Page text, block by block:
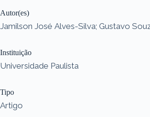
Autor(es)
Jamilson José Alves-Silva; Gustavo
Instituição
Universidade Paulista
Tipo
Artigo